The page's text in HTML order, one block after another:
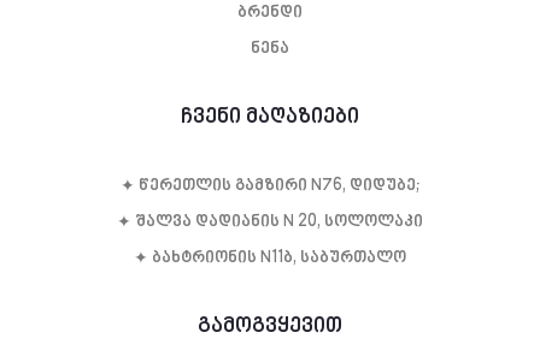
ბრენდი
ნენა
ჩვენი მაღაზიები
✦ წე­რეთ­ლის გამ­ზი­რი N76, დი­დუ­ბე;
✦ შალვა დადიანის N 20, სოლოლაკი
✦ ბახტრიონის N11ბ, საბურთალო
გამოგვყევით